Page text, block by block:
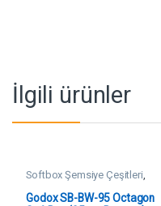
İlgili ürünler
Softbox Şemsiye Çeşitleri
SoftBoxlar
Godox SB-BW-95 Octagon